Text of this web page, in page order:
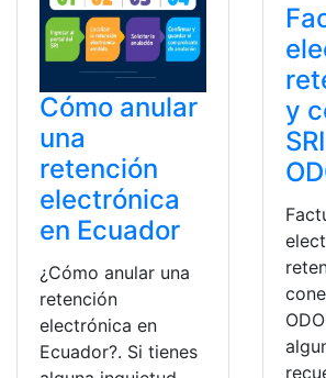
Cómo anular
una
retención
electrónica
en Ecuador
¿Cómo anular una
retención
electrónica en
Ecuador?. Si tienes
y